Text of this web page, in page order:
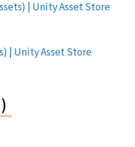
| Unity Asset Store
| Unity Asset Store